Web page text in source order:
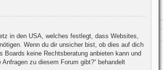
in den USA, welches festlegt, dass Websites,
Wenn du dir unsicher bist, ob dies auf dich
keine Rechtsberatung anbieten kann und
zu diesem Forum gibt?“ behandelt